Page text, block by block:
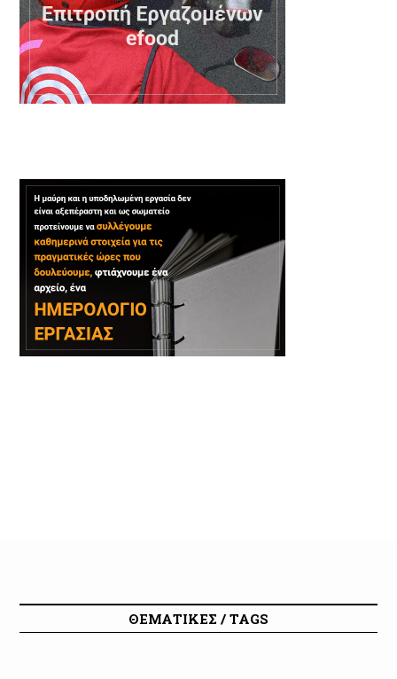
ΘΕΜΑΤΙΚΕΣ / TAGS